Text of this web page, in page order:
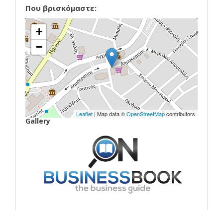
Που βρισκόμαστε:
+
−
Leaflet | Map data ©OpenStreetMapcontributors
Gallery